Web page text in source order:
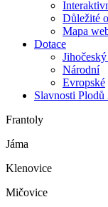
Důležité
Mapa
Dotace
Národní
Evropské
Slavnosti Plodů
Frantoly
Jáma
Klenovice
Mičovice